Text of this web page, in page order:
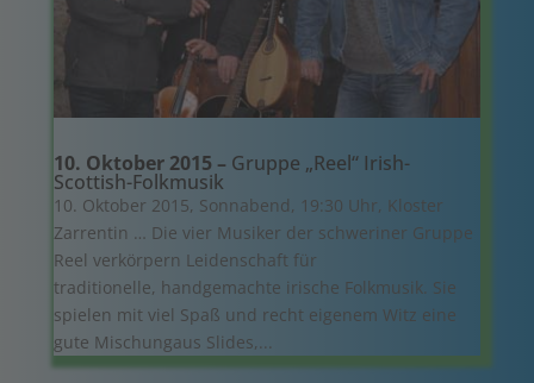
10. Oktober 2015 – Gruppe „Reel“ Irish-
Scottish-Folkmusik
10. Oktober 2015, Sonnabend, 19:30 Uhr, Kloster
Zarrentin … Die vier Musiker der schweriner Gruppe
Reel verkörpern Leidenschaft für
traditionelle, handgemachte irische Folkmusik. Sie
spielen mit viel Spaß und recht eigenem Witz eine
gute Mischungaus Slides,...